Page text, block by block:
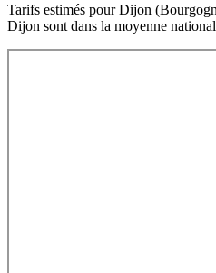
Tarifs estimés pourDijon (
Dijon sont dans la moyenne